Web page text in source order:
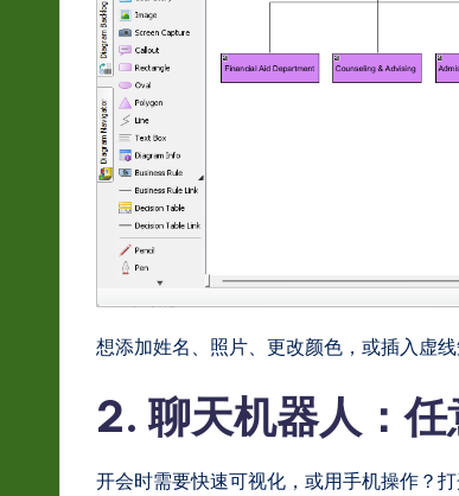
想添加姓名、照片、更改颜色，或插入虚
2. 聊天机器人：
开会时需要快速可视化，或用手机操作？